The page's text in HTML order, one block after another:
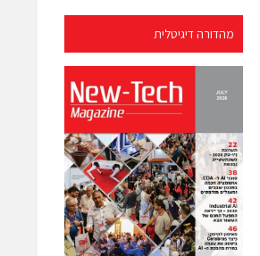
מהדורה דיגיטלית